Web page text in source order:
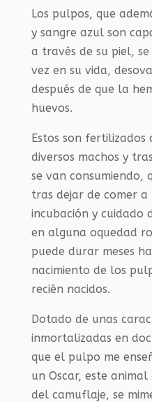
Los pulpos, que
y sangre azul son
a través de su piel,
vez en su vida,
después de que la
huevos.
Estos son fertilizados
diversos machos y
se van consumiendo,
tras dejar de comer
incubación y cuidado
en alguna oquedad
puede durar meses
nacimiento de los
recién nacidos.
Dotado de unas
inmortalizadas en
que el pulpo me
un Oscar, este
del camuflaje, se